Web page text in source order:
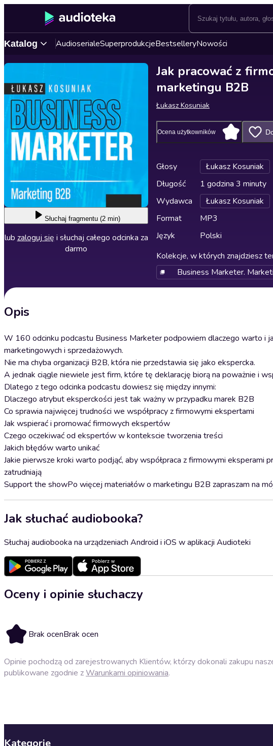
Katalog AudioserialeSuperprodukcjeBestselleryNowości
Słuchaj fragmentu (2 min)
lub zaloguj się i słuchaj całego odcinka za
darmo
Jak pracować z
marketingu B2B
Łukasz Kosuniak
Ocena użytkowników
Głosy
Łukasz Kosuniak
Długość
1 godzina 3 minuty
Wydawca
Łukasz Kosuniak
Format
MP3
Język
Polski
Kolekcje, w których znajdziesz
Business Marketer.
Opis
W 160 odcinku podcastu Business Marketer podpowiem dlaczego warto i
marketingowych i sprzedażowych.
Nie ma chyba organizacji B2B, która nie przedstawia się jako ekspercka.
A jednak ciągle niewiele jest firm, które tę deklarację biorą na poważnie i
Dlatego z tego odcinka podcastu dowiesz się między innymi:
Dlaczego atrybut eksperckości jest tak ważny w przypadku marek B2B
Co sprawia najwięcej trudności we współpracy z firmowymi ekspertami
Jak wspierać i promować firmowych ekspertów
Czego oczekiwać od ekspertów w kontekscie tworzenia treści
Jakich błędów warto unikać
Jakie pierwsze kroki warto podjąć, aby współpraca z firmowymi eksperami
zatrudniają
Support the showPo więcej materiałów o marketingu B2B zapraszam na
Jak słuchać audiobooka?
Słuchaj audiobooka na urządzeniach Android i iOS w aplikacji Audioteki
Oceny i opinie słuchaczy
Brak ocenBrak ocen
Opinie pochodzą od zarejestrowanych Klientów, którzy dokonali zakupu
publikowane zgodnie zWarunkami opiniowania.
Kategorie